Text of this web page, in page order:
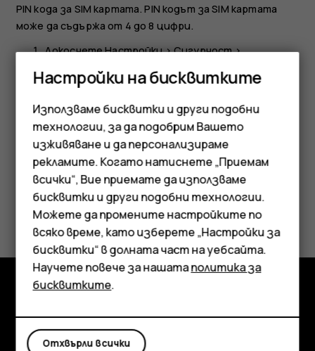
Смартфони
Мобилни телефони
Аксесоари
Таблети
PIN кода за SIM картата. PIN кодът за SIM картата
може да съдържа от 4 до 8 цифри.
ДокоснетеНастройки>Сигурност>
Разширени
Под избраната SIM карта докоснете
PIN за SIM карта.
Полезен ли беше този отговор?
Да Не
Информация
Настройки на бисквитките
Използваме бисквитки и други подобни
технологии, за да подобрим Вашето
изживяване и да персонализираме
рекламите. Когато натиснете „Приемам
всички“, Вие приемате да използваме
бисквитки и други подобни технологии.
Можете да промените настройките по
всяко време, като изберете „Настройки за
бисквитки“ в долната част на уебсайта.
Научете повече за нашатаполитика за
бисквитките.
Отхвърли всички